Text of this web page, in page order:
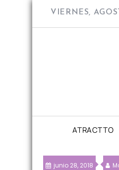
VIERNES,
ATRACTTO
junio 28, 2018